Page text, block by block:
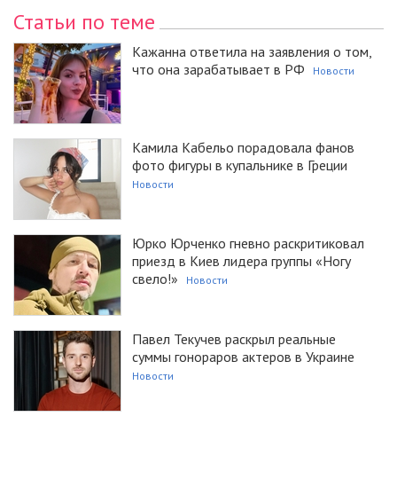
Статьи по теме
Кажанна ответила на заявления о том,
что она зарабатывает в РФ
Новости
Камила Кабельо порадовала фанов
фото фигуры в купальнике в Греции
Новости
Юрко Юрченко гневно раскритиковал
приезд в Киев лидера группы «Ногу
свело!»
Новости
Павел Текучев раскрыл реальные
суммы гонораров актеров в Украине
Новости